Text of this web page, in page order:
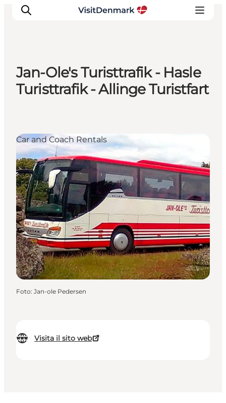
Ispirazioni
Pianifica il viaggio
Jan-Ole's Turisttrafik - Hasle
Turisttrafik - Allinge Turistfart
Visita il sito web
Car and Coach Rentals
Foto: Jan-ole Pedersen